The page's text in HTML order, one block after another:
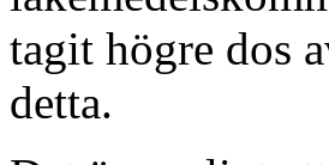
tagit högre dos
detta.